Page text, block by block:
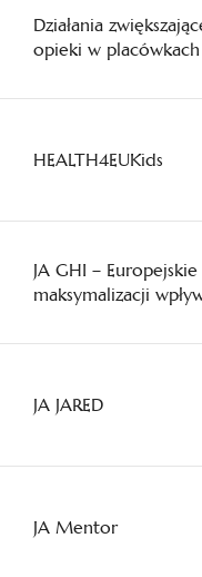
Działania
opieki w
HEALTH4EUKids
JA GHI –
maksymalizacji
JA JARED
JA Mentor